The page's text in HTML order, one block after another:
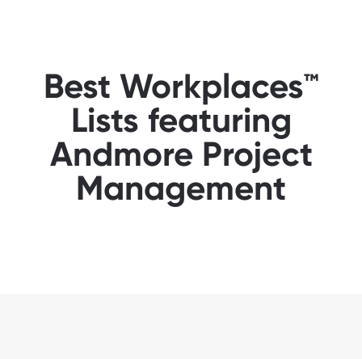
Best Workplaces™
Lists featuring
Andmore Project
Management